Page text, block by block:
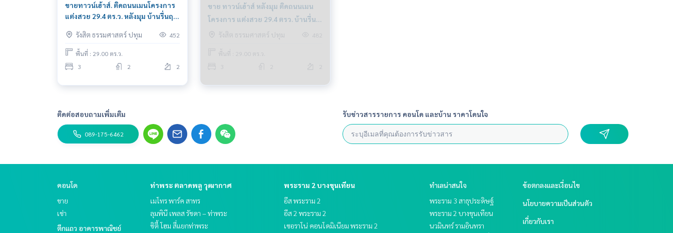
ขายทาวน์เฮ้าส์. ติดถนนเมนโครงการ
แต่งสวย 29.4 ตร.ว. หลังมุม บ้านรื่นฤดี
รังสิต ธรรมศาสตร์ ปทุม
452
พื้นที่ : 29.00 ตร.ว.
3
2 2
ขาย ทาวน์เฮ้าส์ หลังมุม ติดถนนเมน
โครงการ แต่งสวย 29.4 ตรว. บ้านรื่น
ฤดี รังสิต คลอง 4 ใกล้ดรีมเวิลด์
รังสิต ธรรมศาสตร์ ปทุม 482
พื้นที่ : 29.00 ตร.ว.
ติดต่อสอบถามเพิ่มเติม
089-175-6462
รับข่าวสารรายการ คอนโด และบ้าน ราคาโดนใจ
คอนโด
ขาย
เช่า
ตึกแถว อาคารพาณิชย์
ท่าพระ ตลาดพลู วุฒากาศ
เมโทร พาร์ค สาทร
ลุมพินี เพลส รัชดา – ท่าพระ
ซิตี้ โฮม สี่แยกท่าพระ
พระราม 2 บางขุนเทียน
อีส พระราม 2
อีส 2 พระราม 2
เซอราโน่ คอนโดมิเนียม พระราม 2
ทำเลน่าสนใจ
พระราม 3 สาธุประดิษฐ์
พระราม 2 บางขุนเทียน
นวมินทร์ รามอินทรา
ข้อตกลงและเงื่อนไข
นโยบายความเป็นส่วนตัว
เกี่ยวกับเรา